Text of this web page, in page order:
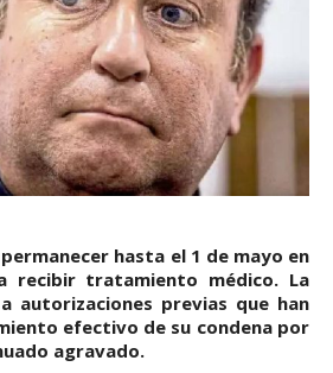
hasta el 1 de mayo en
recibir tratamiento médico. La
autorizaciones previas que han
efectivo de su condena por
agravado.